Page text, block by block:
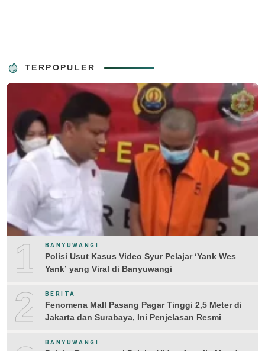
TERPOPULER
1 BANYUWANGI
Polisi Usut Kasus Video Syur Pelajar ‘Yank Wes
Yank’ yang Viral di Banyuwangi
2 BERITA
Fenomena Mall Pasang Pagar Tinggi 2,5 Meter di
Jakarta dan Surabaya, Ini Penjelasan Resmi
BANYUWANGI